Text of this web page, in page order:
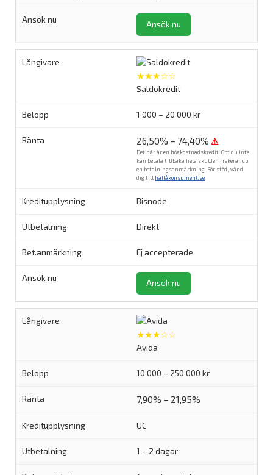
Ansök nu
★★★☆☆
Saldokredit
1 000 – 20 000 kr
26,50% – 74,40% ⚠
Det här är en högkostnadskredit. Om du inte
kan betala tillbaka hela skulden riskerar du
en betalningsanmärkning. För stöd, vänd
dig till hallåkonsument.se
Bisnode
Direkt
Ej accepterade
Ansök nu
★★★☆☆
Avida
10 000 – 250 000 kr
7,90% – 21,95%
UC
1 – 2 dagar